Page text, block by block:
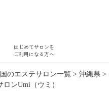
はじめてサロンを
ご利用になる方へ
のエステサロン一覧 > 沖縄県 >
ンUmi（ウミ）